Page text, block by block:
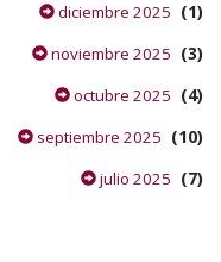
diciembre 2025 (1)
noviembre 2025 (3)
octubre 2025 (4)
septiembre 2025 (10)
julio 2025 (7)